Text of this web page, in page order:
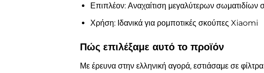
Επιπλέον: Αναχαίτιση μεγαλύτερων σωματιδίων
Χρήση: Ιδανικά για ρομποτικές σκούπες Xiaomi
Πώς επιλέξαμε αυτό το προϊόν
Με έρευνα στην ελληνική αγορά, εστιάσαμε σε